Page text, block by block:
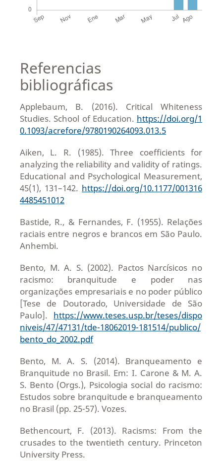
Referencias
bibliográficas
Applebaum, B. (2016). Critical Whiteness
Studies. School of Education. https://doi.org/1
0.1093/acrefore/9780190264093.013.5
Aiken, L. R. (1985). Three coefficients for
analyzing the reliability and validity of ratings.
Educational and Psychological Measurement,
45(1), 131–142. https://doi.org/10.1177/001316
4485451012
Bastide, R., & Fernandes, F. (1955). Relações
raciais entre negros e brancos em São Paulo.
Anhembi.
Bento, M. A. S. (2002). Pactos Narcísicos no
racismo: branquitude e poder nas
organizações empresariais e no poder público
[Tese de Doutorado, Universidade de São
Paulo]. https://www.teses.usp.br/teses/dispo
niveis/47/47131/tde-18062019-181514/publico/
bento_do_2002.pdf
Bento, M. A. S. (2014). Branqueamento e
Branquitude no Brasil. Em: I. Carone & M. A.
S. Bento (Orgs.), Psicologia social do racismo:
Estudos sobre branquitude e branqueamento
no Brasil (pp. 25-57). Vozes.
Bethencourt, F. (2013). Racisms: From the
crusades to the twentieth century. Princeton
University Press.